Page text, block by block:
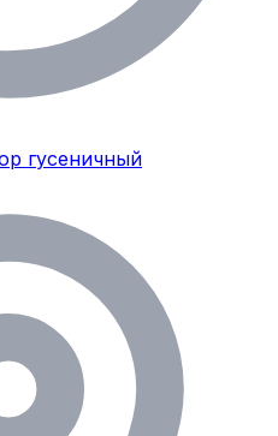
гусеничный